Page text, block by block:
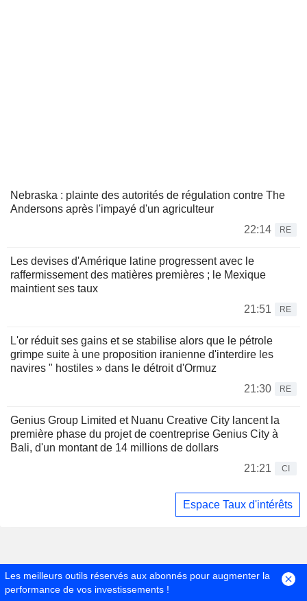
Nebraska : plainte des autorités de régulation contre The
Andersons après l'impayé d'un agriculteur
22:14
RE
Les devises d'Amérique latine progressent avec le
raffermissement des matières premières ; le Mexique
maintient ses taux
21:51
RE
L'or réduit ses gains et se stabilise alors que le pétrole
grimpe suite à une proposition iranienne d'interdire les
navires " hostiles » dans le détroit d'Ormuz
21:30
RE
Genius Group Limited et Nuanu Creative City lancent la
première phase du projet de coentreprise Genius City à
Bali, d'un montant de 14 millions de dollars
21:21
CI
Espace Taux d'intérêts
Les meilleurs outils réservés aux abonnés pour augmenter la
performance de vos investissements !